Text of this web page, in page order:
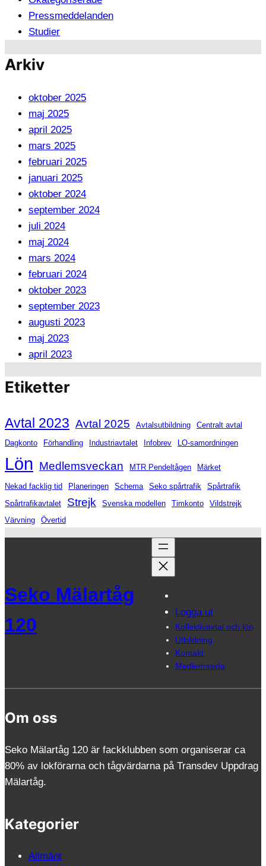
Pressmeddelanden
Studier
Arkiv
oktober 2025
maj 2025
april 2025
mars 2025
februari 2025
januari 2025
oktober 2024
september 2024
juli 2024
maj 2024
mars 2024
februari 2024
oktober 2023
september 2023
augusti 2023
maj 2023
april 2023
Etiketter
Avtal 2023 Avtal 2025 Avtalsutbildning
Centralt avtal
Dagkonto
Förhandling Industriavtalet Infobrev LO-samordningen
Lön Medlemsveckan MTR Pendeltågen Märket
Nekad facklig tid Planeringen Schema Seko spårtrafik
Spårtrafik
Spårtrafikavtalet
Strejk Svenska modellen Timkonto
Vildstrejk
Värvning
Övertid
Seko Mälartåg
120
Logga ut
Kollektivavtal och lön
Utbildning
Kontakt
Medlemssida
Om oss
Seko Mälartåg 120 är fackklubben som organiserar ca
80% av lokförarna och tågvärdarna på Transdev Uppdrag
Mälartåg.
Kategorier
Allmänt